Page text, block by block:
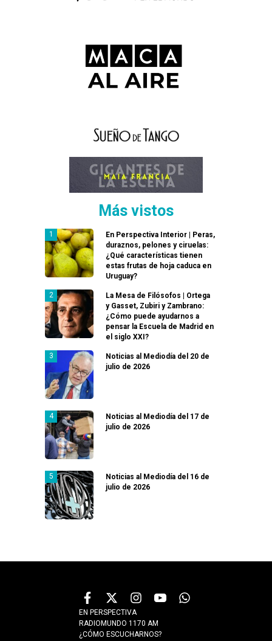
Más vistos
En Perspectiva Interior | Peras,
duraznos, pelones y ciruelas:
¿Qué características tienen
estas frutas de hoja caduca en
Uruguay?
La Mesa de Filósofos | Ortega
y Gasset, Zubiri y Zambrano:
¿Cómo puede ayudarnos a
pensar la Escuela de Madrid en
el siglo XXI?
Noticias al Mediodía del 20 de
julio de 2026
Noticias al Mediodía del 17 de
julio de 2026
Noticias al Mediodía del 16 de
julio de 2026
EN PERSPECTIVA
RADIOMUNDO 1170 AM
¿CÓMO ESCUCHARNOS?